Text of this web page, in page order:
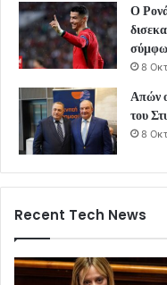
Ο
8
Απών
του
8
Recent Tech News